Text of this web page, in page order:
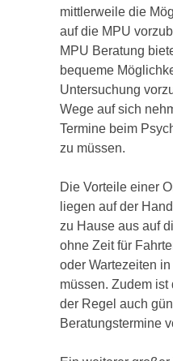
mittlerweile die
auf die MPU
MPU Beratung
bequeme
Untersuchung
Wege auf sich
Termine beim
zu müssen.
Die Vorteile einer
liegen auf der
zu Hause aus auf
ohne Zeit für
oder Wartezeiten
müssen. Zudem
der Regel auch
Beratungstermine